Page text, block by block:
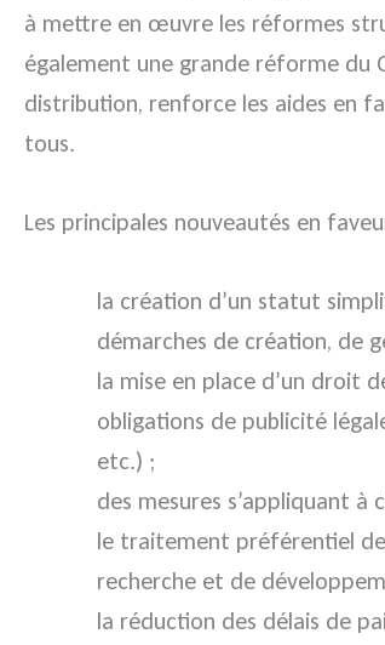
à mettre en œuvre les réformes
également une grande réforme du
distribution, renforce les aides en
tous.
Les principales nouveautés en
la création d’un statut
démarches de création, de
la mise en place d’un droit
obligations de publicité
etc.) ;
des mesures s’appliquant
le traitement préférentiel
recherche et de
la réduction des délais de